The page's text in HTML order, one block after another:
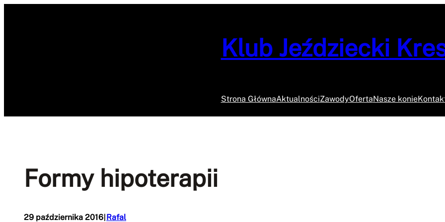
Klub Jeździecki
Strona GłównaAktualnościZawodyOfertaNasze konie
Formy hipoterapii
29 października 2016IRafal